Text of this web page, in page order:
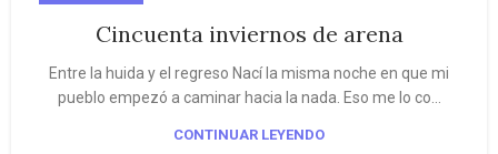
Cincuenta inviernos de arena
Entre la huida y el regreso Nací la misma noche en que mi
pueblo empezó a caminar hacia la nada. Eso me lo co...
CONTINUAR LEYENDO